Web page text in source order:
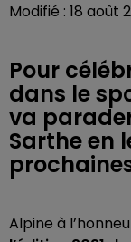
Modifié : 18 août
Pour
dans le
va
Sarthe en
Alpine à